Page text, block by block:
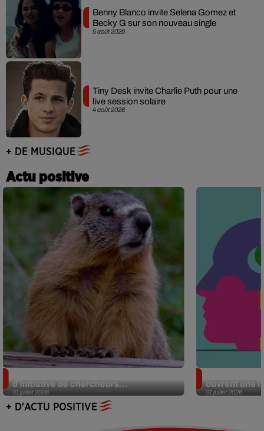
5 août 2026
Benny Blanco invite Selena Gomez et
Becky G sur son nouveau single
4 août 2026
Tiny Desk invite Charlie Puth pour une
live session solaire
+ DE MUSIQUE
Actu positive
31 juillet 2026
d’initiative de chercheurs...
31 juillet 2026
ouvrent une
+ D'ACTU POSITIVE